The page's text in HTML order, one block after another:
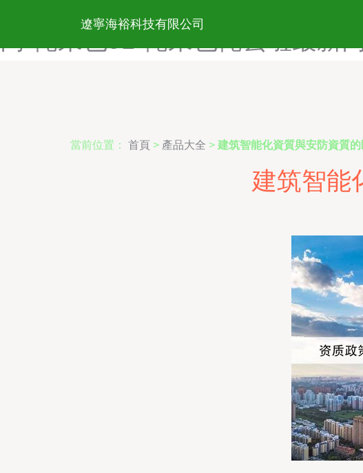
爱福利AV-爱福利导航-爱福利精
遼寧海裕科技有限公司
當前位置： 首頁 > 產品大全 > 建筑智能化資質與安防資質
建筑智能